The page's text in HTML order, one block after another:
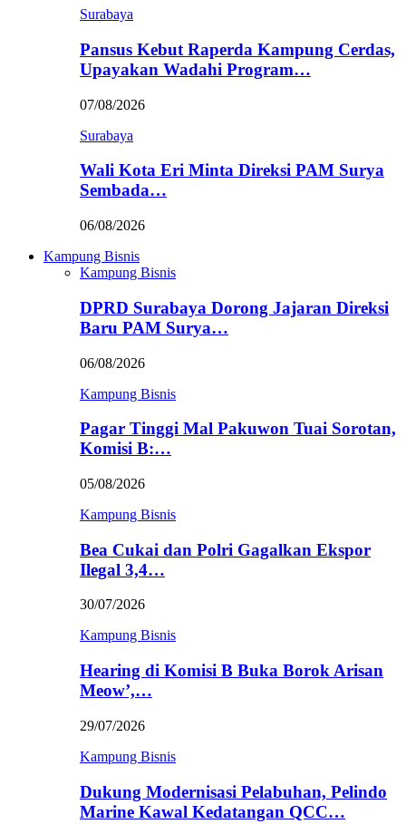
Surabaya
Pansus Kebut Raperda Kampung Cerdas,
Upayakan Wadahi Program…
07/08/2026
Surabaya
Wali Kota Eri Minta Direksi PAM Surya
Sembada…
06/08/2026
Kampung Bisnis
Kampung Bisnis
DPRD Surabaya Dorong Jajaran Direksi
Baru PAM Surya…
06/08/2026
Kampung Bisnis
Pagar Tinggi Mal Pakuwon Tuai Sorotan,
Komisi B:…
05/08/2026
Kampung Bisnis
Bea Cukai dan Polri Gagalkan Ekspor
Ilegal 3,4…
30/07/2026
Kampung Bisnis
Hearing di Komisi B Buka Borok Arisan
Meow’,…
29/07/2026
Kampung Bisnis
Dukung Modernisasi Pelabuhan, Pelindo
Marine Kawal Kedatangan QCC…